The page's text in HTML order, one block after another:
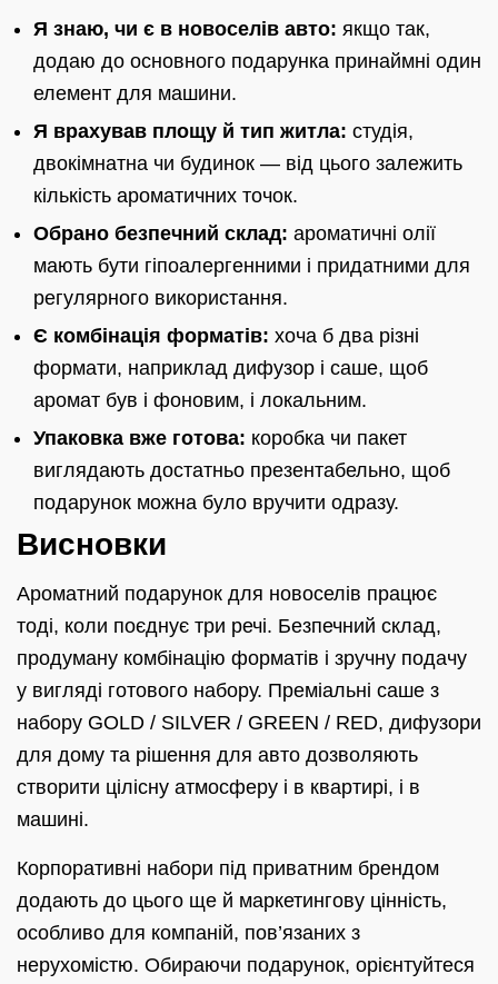
Я знаю, чи є в новоселів авто: якщо так,
додаю до основного подарунка принаймні один
елемент для машини.
Я врахував площу й тип житла: студія,
двокімнатна чи будинок — від цього залежить
кількість ароматичних точок.
Обрано безпечний склад: ароматичні олії
мають бути гіпоалергенними і придатними для
регулярного використання.
Є комбінація форматів: хоча б два різні
формати, наприклад дифузор і саше, щоб
аромат був і фоновим, і локальним.
Упаковка вже готова: коробка чи пакет
виглядають достатньо презентабельно, щоб
подарунок можна було вручити одразу.
Висновки
Ароматний подарунок для новоселів працює
тоді, коли поєднує три речі. Безпечний склад,
продуману комбінацію форматів і зручну подачу
у вигляді готового набору. Преміальні саше з
набору GOLD / SILVER / GREEN / RED, дифузори
для дому та рішення для авто дозволяють
створити цілісну атмосферу і в квартирі, і в
машині.
Корпоративні набори під приватним брендом
додають до цього ще й маркетингову цінність,
особливо для компаній, пов’язаних з
нерухомістю. Обираючи подарунок, орієнтуйтеся